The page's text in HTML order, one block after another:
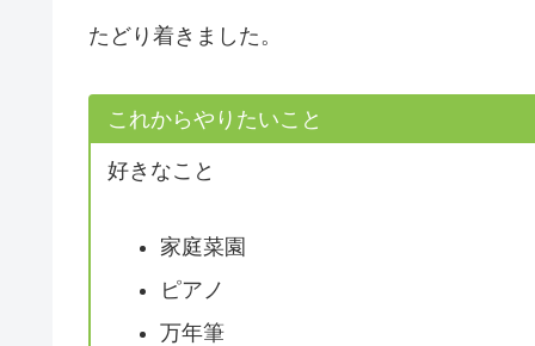
たどり着きました。
これからやりたいこと
好きなこと
家庭菜園
ピアノ
万年筆